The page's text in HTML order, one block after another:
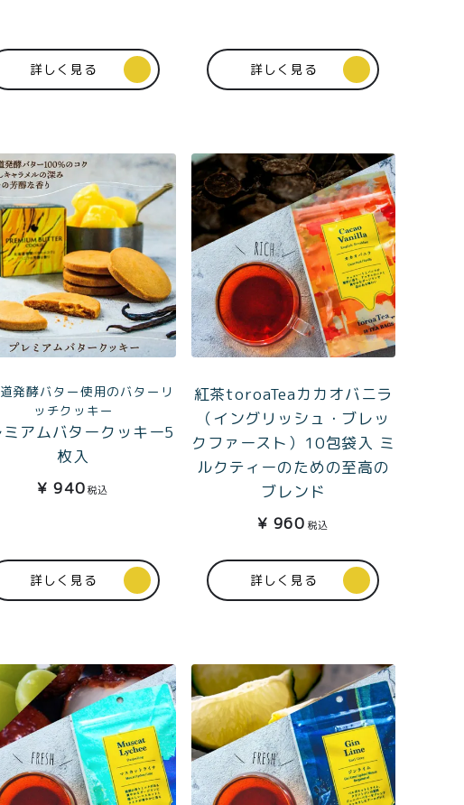
ログイン
0
カート
会員登録
株式会社フードクリエイティブファクトリー
堺市中区深井水池町3210-1
10:00〜17:00（平日）
詳しく見る 詳しく見る
発酵バター使用のバターリ
ッチクッキー
アムバタークッキー5
枚入
¥ 940税込
詳しく見る
紅茶toroaTeaカカオバニラ
（イングリッシュ・ブレッ
クファースト）10包袋入 ミ
ルクティーのための至高の
ブレンド
¥ 960 税込
詳しく見る